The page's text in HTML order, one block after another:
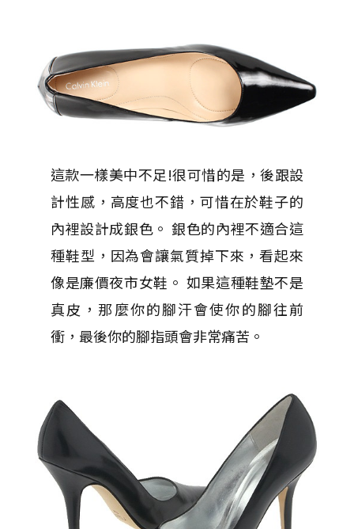
這款一樣美中不足!很可惜的是，後跟設
計性感，高度也不錯，可惜在於鞋子的
內裡設計成銀色。 銀色的內裡不適合這
種鞋型，因為會讓氣質掉下來，看起來
像是廉價夜市女鞋。 如果這種鞋墊不是
真皮，那麼你的腳汗會使你的腳往前
衝，最後你的腳指頭會非常痛苦。